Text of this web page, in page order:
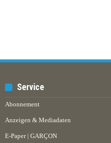
Service
Abonnement
Anzeigen & Mediadaten
E-Paper | GARÇON